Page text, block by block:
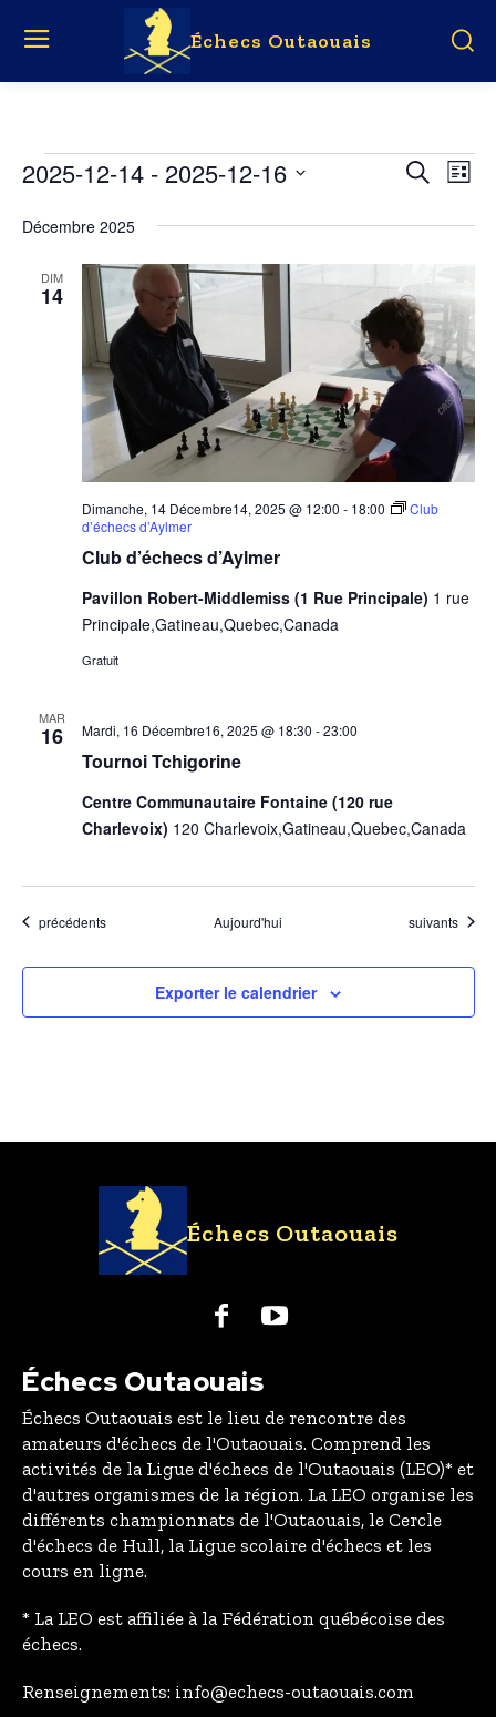
Échecs Outaouais
Évènements
Search
and
Views
Recherche
Liste
2025-12-14 - 2025-12-16
la
Décembre 2025
DIM
14
Club d’échecs d’Aylmer
Dimanche, 14 Décembre14, 2025 @ 12:00 - 18:00
Club
d’échecs d’Aylmer
Pavillon Robert-Middlemiss (1 Rue Principale) 1 rue
Principale,Gatineau,Quebec,Canada
Gratuit
MAR
16
Tournoi Tchigorine
Mardi, 16 Décembre16, 2025 @ 18:30 -23:00
Centre Communautaire Fontaine (120 rue
Charlevoix) 120 Charlevoix,Gatineau,Quebec,Canada
Évènements
précédents Aujourd'hui Évènements
suivants
Exporter le calendrier
Échecs Outaouais
Échecs Outaouais
Échecs Outaouais est le lieu de rencontre des
amateurs d'échecs de l'Outaouais. Comprend les
activités de la Ligue d'échecs de l'Outaouais (LEO)* et
d'autres organismes de la région. La LEO organise les
différents championnats de l'Outaouais, le Cercle
d'échecs de Hull, la Ligue scolaire d'échecs et les
cours en ligne.
* La LEO est affiliée à la Fédération québécoise des
échecs.
Renseignements: info@echecs-outaouais.com